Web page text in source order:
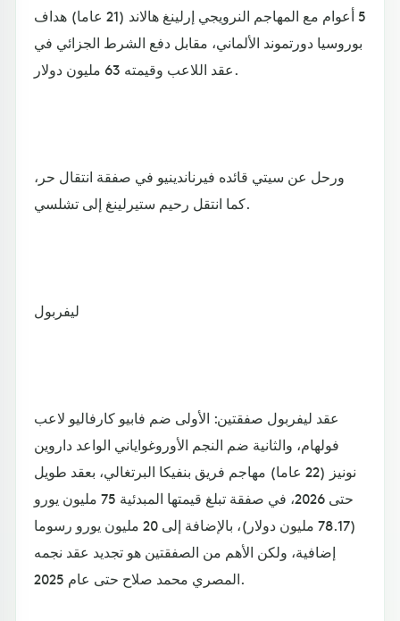
5 أعوام مع المهاجم النرويجي إرلينغ هالاند (21 عاما) هداف
بوروسيا دورتموند الألماني، مقابل دفع الشرط الجزائي في
عقد اللاعب وقيمته 63 مليون دولار.
ورحل عن سيتي قائده فيرناندينيو في صفقة انتقال حر،
كما انتقل رحيم ستيرلينغ إلى تشلسي.
ليفربول
عقد ليفربول صفقتين: الأولى ضم فابيو كارفاليو لاعب
فولهام، والثانية ضم النجم الأوروغواياني الواعد داروين
نونيز (22 عاما) مهاجم فريق بنفيكا البرتغالي، بعقد طويل
حتى 2026، في صفقة تبلغ قيمتها المبدئية 75 مليون يورو
(78.17 مليون دولار)، بالإضافة إلى 20 مليون يورو رسوما
إضافية، ولكن الأهم من الصفقتين هو تجديد عقد نجمه
المصري محمد صلاح حتى عام 2025.